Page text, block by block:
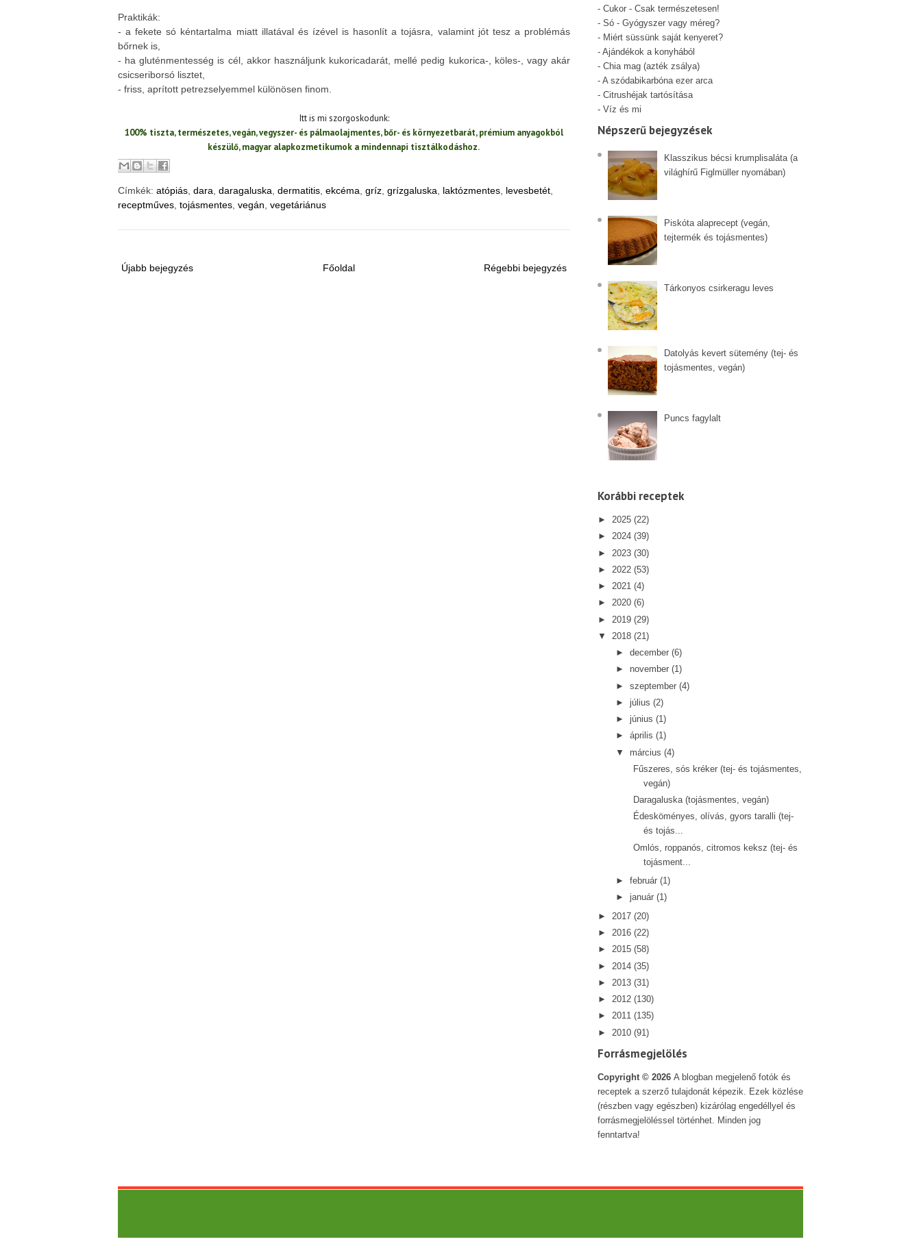
Praktikák:
- a fekete só kéntartalma miatt illatával és ízével is hasonlít a tojásra, valamint jót tesz a problémás
bőrnek is,
- ha gluténmentesség is cél, akkor használjunk kukoricadarát, mellé pedig kukorica-, köles-, vagy akár
csicseriborsó lisztet,
- friss, aprított petrezselyemmel különösen finom.
Itt is mi szorgoskodunk:
100% tiszta, természetes, vegán, vegyszer- és pálmaolajmentes, bőr- és környezetbarát, prémium anyagokból
készülő, magyar alapkozmetikumok a mindennapi tisztálkodáshoz.
Címkék: atópiás dara daragaluska dermatitis ekcéma gríz grízgaluska laktózmentes levesbetét
receptműves tojásmentes vegán vegetáriánus
Újabb bejegyzés Régebbi bejegyzés
Főoldal
- Cukor - Csak természetesen!
- Só - Gyógyszer vagy méreg?
- Miért süssünk saját kenyeret?
- Ajándékok a konyhából
- Chia mag (azték zsálya)
- A szódabikarbóna ezer arca
- Citrushéjak tartósítása
- Víz és mi
Népszerű bejegyzések
Klasszikus bécsi krumplisaláta (a
világhírű Figlmüller nyomában)
Piskóta alaprecept (vegán,
tejtermék és tojásmentes)
Tárkonyos csirkeragu leves
Datolyás kevert sütemény (tej- és
tojásmentes, vegán)
Puncs fagylalt
Korábbi receptek
► 2025 (22)
► 2024 (39)
► 2023 (30)
► 2022 (53)
► 2021 (4)
► 2020 (6)
► 2019 (29)
▼
2018 (21)
► december (6)
► november (1)
► szeptember (4)
► július (2)
► június (1)
► április (1)
▼
március (4)
Fűszeres, sós kréker (tej- és tojásmentes,
vegán)
Daragaluska (tojásmentes, vegán)
Édesköményes, olívás, gyors taralli (tej-
és tojás...
Omlós, roppanós, citromos keksz (tej- és
tojásment...
► február (1)
► január (1)
► 2017 (20)
► 2016 (22)
► 2015 (58)
► 2014 (35)
► 2013 (31)
► 2012 (130)
► 2011 (135)
► 2010 (91)
Forrásmegjelölés
Copyright © 2026 A blogban megjelenő fotók és
receptek a szerző tulajdonát képezik. Ezek közlése
(részben vagy egészben) kizárólag engedéllyel és
forrásmegjelöléssel történhet. Minden jog
fenntartva!